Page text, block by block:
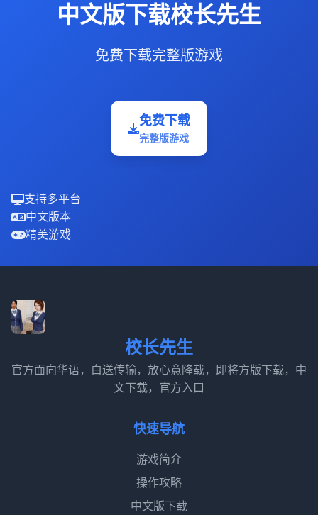
中文版下载校长先生
免费下载完整版游戏
免费下载
完整版游戏
支持多平台
中文版本
精美游戏
校长先生
官方面向华语，白送传输，放心意降载，即将方版下载，中
文下载，官方入口
快速导航
游戏简介
操作攻略
中文版下载